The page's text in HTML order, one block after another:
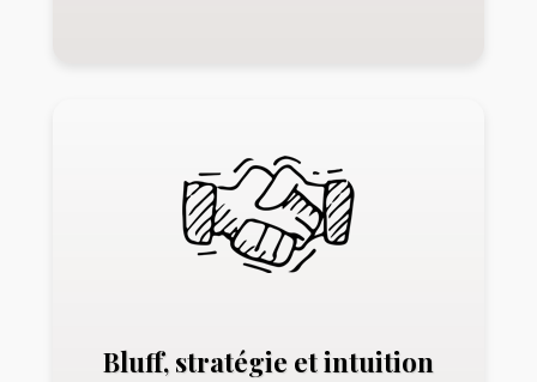
Bluff, stratégie et intuition